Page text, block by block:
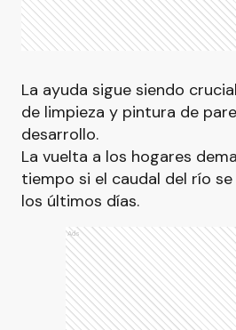
La ayuda sigue siendo
de limpieza y pintura de
desarrollo.
La vuelta a los hogares
tiempo si el caudal del río
los últimos días.
Ads